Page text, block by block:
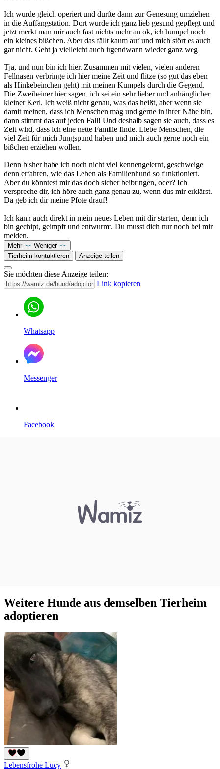
Ich wurde gleich operiert und durfte dann zur Genesung umziehen
in die Auffangstation. Dort wurde ich ganz lieb gesund gepflegt und
jetzt merkt man mir auch fast nichts mehr an ok, ich humpel noch
ein kleines bißchen. Aber das fällt kaum auf und mich stört es auch
gar nicht. Geht ja vielleicht auch irgendwann wieder ganz weg
Tja, und nun bin ich hier. Zusammen mit vielen, vielen anderen
Fellnasen verbringe ich hier meine Zeit und flitze (so gut das eben
als Hinkebeinchen geht) mit meinen Kumpels durch die Gegend.
Die Zweibeiner hier sagen, ich sei ein sehr lieber und anhänglicher
kleiner Kerl. Ich weiß nicht genau, was das heißt, aber wenn sie
damit meinen, dass ich Menschen mag und gerne in ihrer Nähe bin,
dann stimmt das auf jeden Fall! Und deshalb sagen sie auch, dass es
Zeit wird, dass ich eine nette Familie finde. Liebe Menschen, die
viel Zeit für mich Jungspund haben und mich auch gerne noch ein
bißchen erziehen wollen.
Denn bisher habe ich noch nicht viel kennengelernt, geschweige
denn erfahren, wie das Leben als Familienhund so funktioniert.
Aber du könntest mir das doch sicher beibringen, oder? Ich
verspreche dir, ich höre auch ganz genau zu, wenn dus mir erklärst.
Da geb ich dir meine Pfote drauf!
Ich kann auch direkt in mein neues Leben mit dir starten, denn ich
bin gechipt, geimpft und entwurmt. Du musst dich nur noch bei mir
melden.
Mehr
Weniger
Tierheim kontaktieren
Anzeige teilen
Sie möchten diese Anzeige teilen:
Link kopieren
Whatsapp
Messenger
Facebook
Weitere Hunde aus demselben Tierheim
adoptieren
Lebensfrohe Lucy